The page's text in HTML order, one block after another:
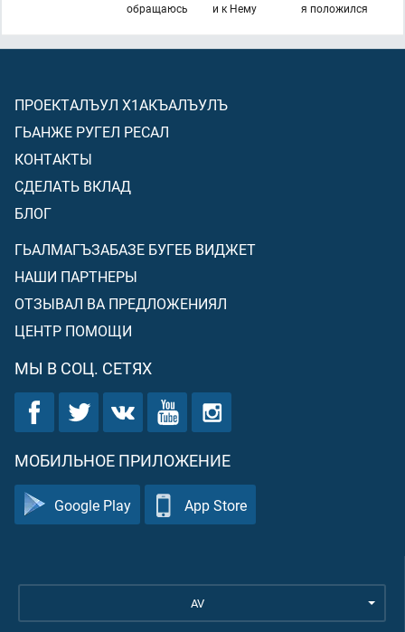
я положился
и к Нему
обращаюсь
ПРОЕКТАЛЪУЛ Х1АКЪАЛЪУЛЪ
ГЬАНЖЕ РУГЕЛ РЕСАЛ
КОНТАКТЫ
СДЕЛАТЬ ВКЛАД
БЛОГ
ГЬАЛМАГЪЗАБАЗЕ БУГЕБ ВИДЖЕТ
НАШИ ПАРТНЕРЫ
ОТЗЫВАЛ ВА ПРЕДЛОЖЕНИЯЛ
ЦЕНТР ПОМОЩИ
МЫ В СОЦ. СЕТЯХ
МОБИЛЬНОЕ ПРИЛОЖЕНИЕ
Google Play App Store
AV